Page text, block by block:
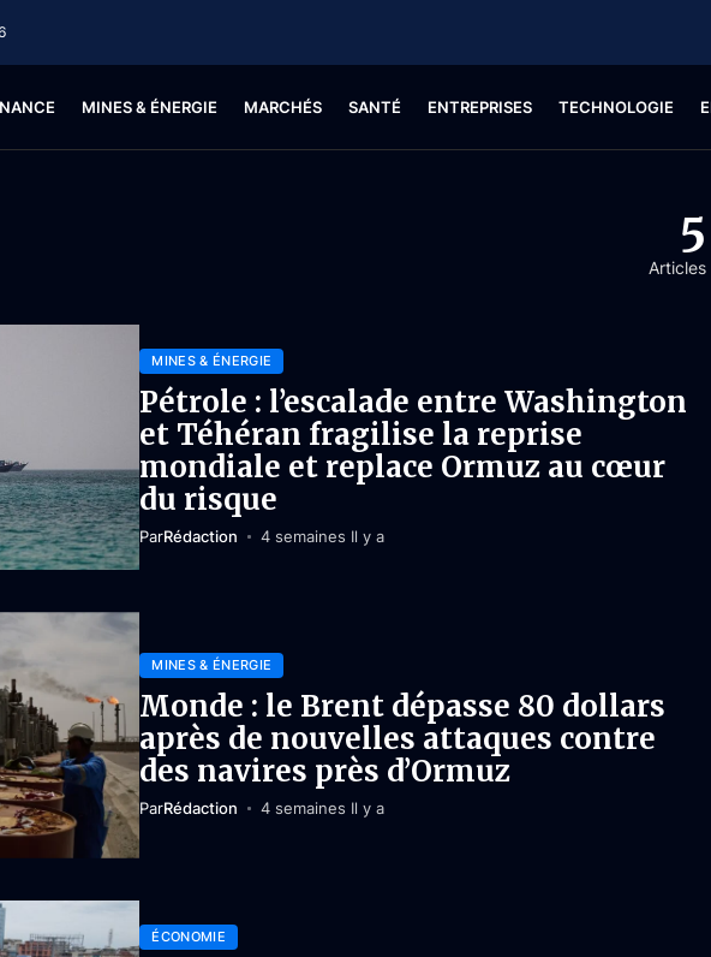
MINES & ÉNERGIE MARCHÉS SANTÉ ENTREPRISES TECHNOLOGIE
5
Articles
MINES & ÉNERGIE
Pétrole : l’escalade entre Washington
et Téhéran fragilise la reprise
mondiale et replace Ormuz au cœur
du risque
ParRédaction 4 semaines Il y a
MINES & ÉNERGIE
Monde : le Brent dépasse 80 dollars
après de nouvelles attaques contre
des navires près d’Ormuz
ParRédaction 4 semaines Il y a
ÉCONOMIE